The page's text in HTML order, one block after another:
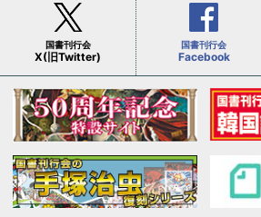
国書刊行会
X(旧Twitter)
国書刊行会
Facebook